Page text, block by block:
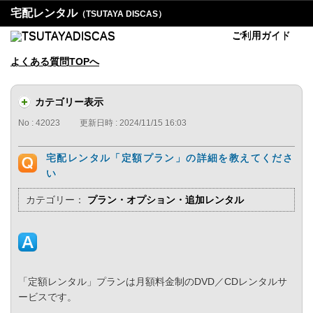
宅配レンタル（TSUTAYA DISCAS）
ご利用ガイド
よくある質問TOPへ
カテゴリー表示
No : 42023 更新日時 : 2024/11/15 16:03
宅配レンタル「定額プラン」の詳細を教えてくださ
い
カテゴリー： プラン・オプション・追加レンタル
「定額レンタル」プランは月額料金制のDVD／CDレンタルサ
ービスです。